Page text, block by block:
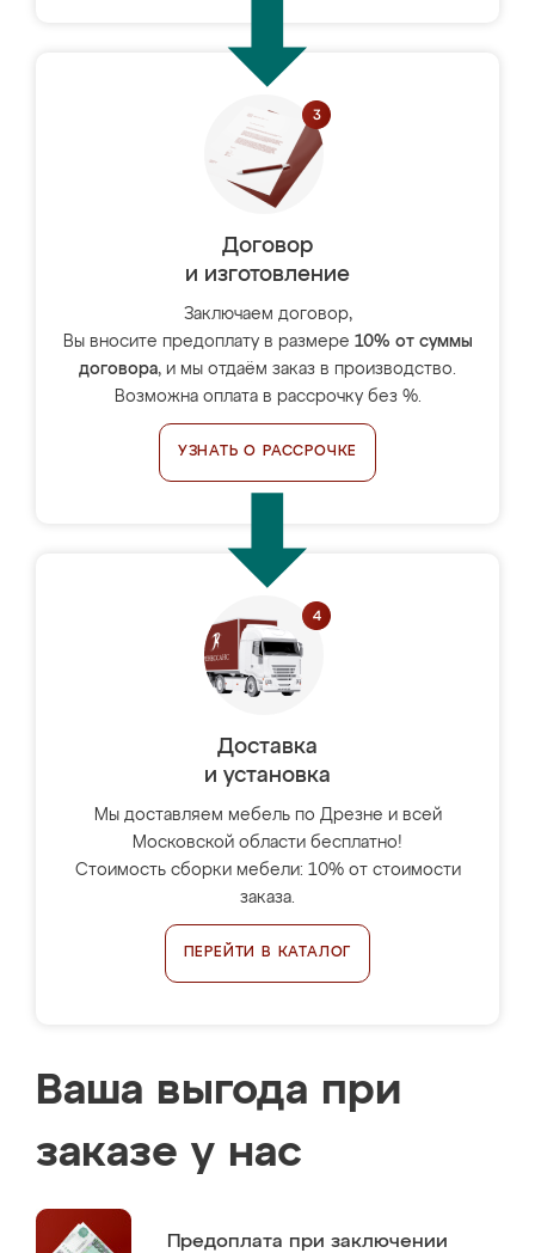
Договор
и изготовление
Заключаем договор,
Вы вносите предоплату в размере 10% от суммы
договора, и мы отдаём заказ в производство.
Возможна оплата в рассрочку без %.
УЗНАТЬ О РАССРОЧКЕ
Доставка
и установка
Мы доставляем мебель по Дрезне и всей
Московской области бесплатно!
Стоимость сборки мебели: 10% от стоимости
заказа.
ПЕРЕЙТИ В КАТАЛОГ
Ваша выгода при
заказе у нас
Предоплата при заключении